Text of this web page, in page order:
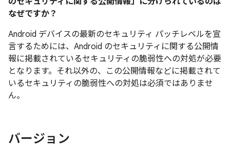
なぜですか？
Android デバイスの最新のセキュリティ パッチレベルを宣
言するためには、Android のセキュリティに関する公開情
報に掲載されているセキュリティの脆弱性への対処が必要
となります。それ以外の、この公開情報などに掲載されて
いるセキュリティの脆弱性への対処は必須ではありませ
ん。
バージョン